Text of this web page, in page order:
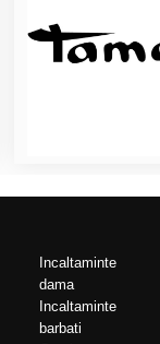
Incaltaminte
dama
Incaltaminte
barbati